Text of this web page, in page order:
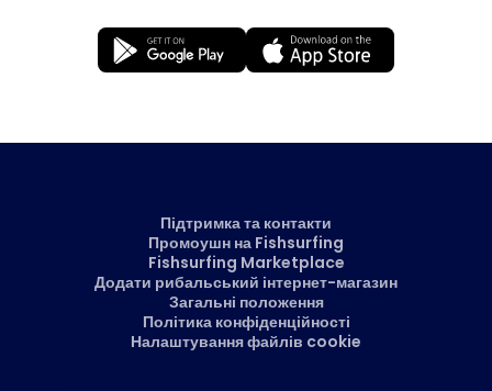
Підтримка та контакти
Промоушн на Fishsurfing
Fishsurfing Marketplace
Додати рибальський інтернет-магазин
Загальні положення
Політика конфіденційності
Налаштування файлів cookie